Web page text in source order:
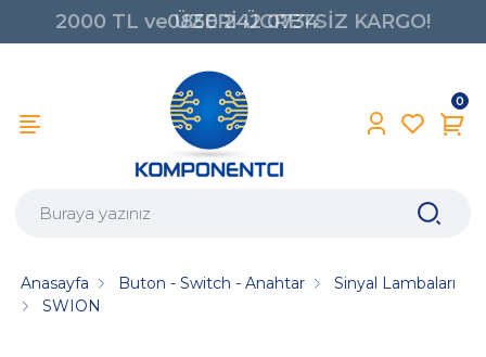
2000 TL ve ÜZERİ ÜCRETSİZ KARGO!
0850 242 0734
0
Anasayfa Buton - Switch - Anahtar
Sinyal Lambaları
SWION